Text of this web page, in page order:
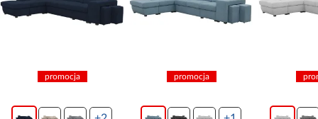
promocja promocja